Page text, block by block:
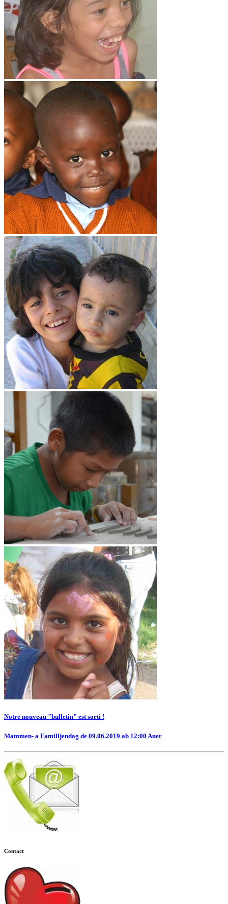
Notre nouveau "bulletin" est sorti !
Mammen- a Familljendag de 09.06.2019 ab 12:00 Auer
Contact